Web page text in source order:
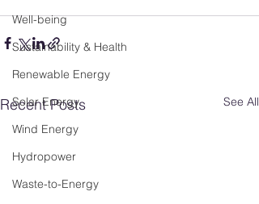
Well-being
Sustainability & Health
Renewable Energy
Solar Energy
Wind Energy
Hydropower
Waste-to-Energy
Recent Posts See All